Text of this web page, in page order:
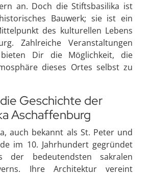
an. Doch die Stiftsbasilika ist
Bauwerk; sie ist ein
des kulturellen Lebens
Zahlreiche Veranstaltungen
Dir die Möglichkeit, die
dieses Ortes selbst zu
Geschichte der
Aschaffenburg
auch bekannt als St. Peter und
im 10. Jahrhundert gegründet
bedeutendsten sakralen
Ihre Architektur vereint